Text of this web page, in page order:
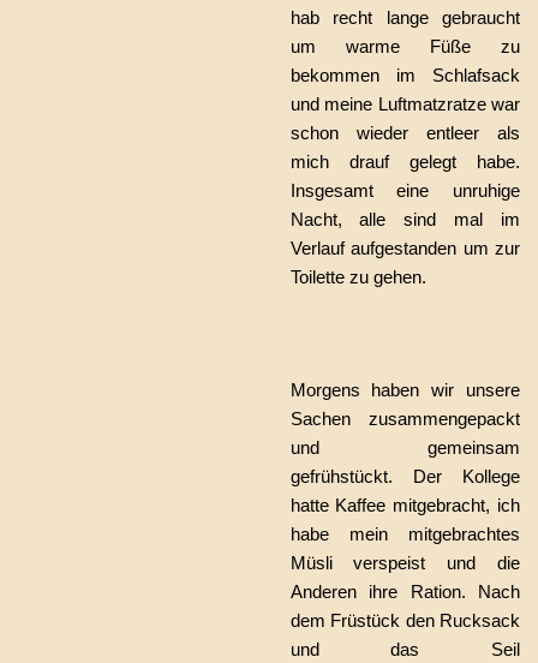
hab recht lange gebraucht
um warme Füße zu
bekommen im Schlafsack
und meine Luftmatzratze war
schon wieder entleer als
mich drauf gelegt habe.
Insgesamt eine unruhige
Nacht, alle sind mal im
Verlauf aufgestanden um zur
Toilette zu gehen.
Morgens haben wir unsere
Sachen zusammengepackt
und gemeinsam
gefrühstückt. Der Kollege
hatte Kaffee mitgebracht, ich
habe mein mitgebrachtes
Müsli verspeist und die
Anderen ihre Ration. Nach
dem Früstück den Rucksack
und das Seil